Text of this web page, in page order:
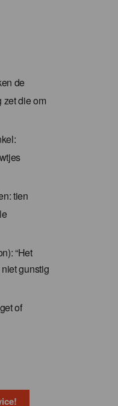
de
zet die om
tien
“Het
gunstig
of